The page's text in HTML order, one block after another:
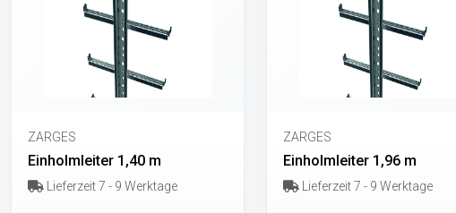
ZARGES
Einholmleiter 1,40 m
Lieferzeit 7 - 9 Werktage
ZARGES
Einholmleiter 1,96 m
Lieferzeit 7 - 9 Werktage